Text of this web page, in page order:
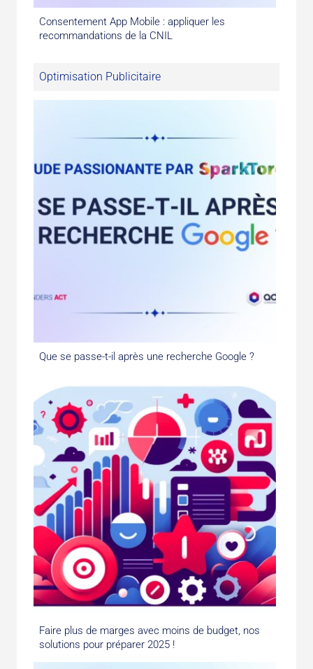
Consentement App Mobile : appliquer les
recommandations de la CNIL
Optimisation Publicitaire
Que se passe-t-il après une recherche Google ?
Faire plus de marges avec moins de budget, nos
solutions pour préparer 2025 !